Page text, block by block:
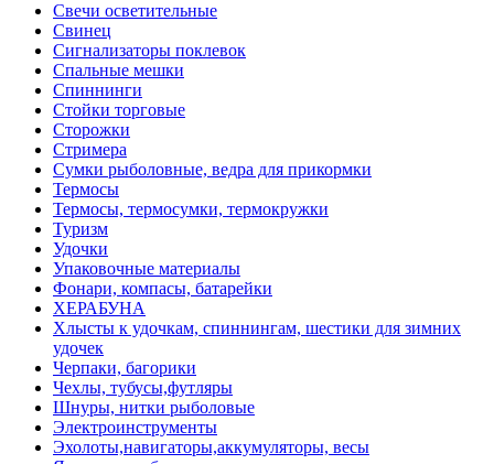
Свечи осветительные
Свинец
Сигнализаторы поклевок
Спальные мешки
Спиннинги
Стойки торговые
Сторожки
Стримера
Сумки рыболовные, ведра для прикормки
Термосы
Термосы, термосумки, термокружки
Туризм
Удочки
Упаковочные материалы
Фонари, компасы, батарейки
ХЕРАБУНА
Хлысты к удочкам, спиннингам, шестики для зимних
удочек
Черпаки, багорики
Чехлы, тубусы,футляры
Шнуры, нитки рыболовые
Электроинструменты
Эхолоты,навигаторы,аккумуляторы, весы